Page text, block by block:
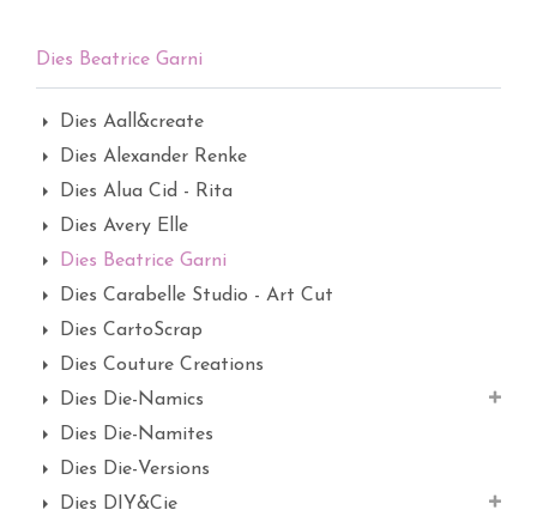
Dies Beatrice Garni
Dies Aall&create
Dies Alexander Renke
Dies Alua Cid - Rita
Dies Avery Elle
Dies Beatrice Garni
Dies Carabelle Studio - Art Cut
Dies CartoScrap
Dies Couture Creations
Dies Die-Namics
Dies Die-Namites
Dies Die-Versions
Dies DIY&Cie